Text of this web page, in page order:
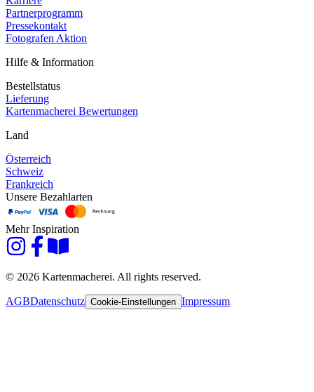
Partnerprogramm
Pressekontakt
Fotografen Aktion
Hilfe & Information
Bestellstatus
Lieferung
Kartenmacherei Bewertungen
Land
Österreich
Schweiz
Frankreich
Unsere Bezahlarten
Mehr Inspiration
© 2026 Kartenmacherei. All rights reserved.
AGBDatenschutz Cookie-Einstellungen Impressum